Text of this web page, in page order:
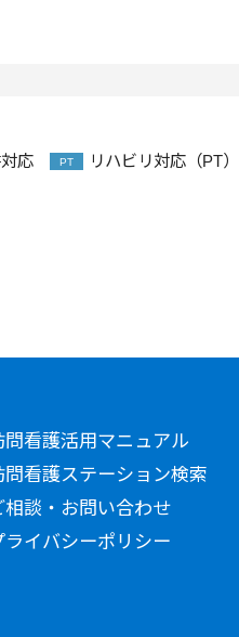
応 PT リハビリ対応（PT）
問看護活用マニュアル
問看護ステーション検索
相談・お問い合わせ
ライバシーポリシー